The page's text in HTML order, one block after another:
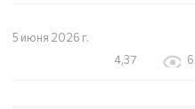
5 июня 2026 г.
4,37